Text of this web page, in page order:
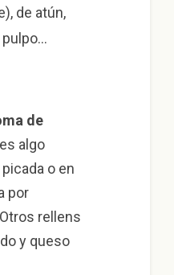
de atún,
pulpo…
de
algo
o en
por
rellens
y queso